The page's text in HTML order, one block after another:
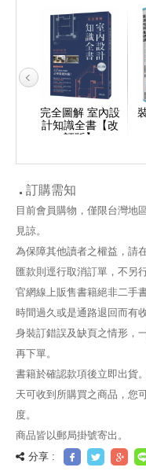
完全圖解 室內設
計知識全書【改
訂版】
訂購需知
目前會員購物，僅限台灣地
見諒。
為保障其他讀者之權益，請
匯款則逕行取消訂單，不另
官網線上販售書籍絕非二手
時間過久或是通路退回而有
身裝訂錯誤及缺頁之情形，
再下單。
書籍於確認款項後立即出貨
天可收到所購買之商品，您
度。
商品皆以郵局掛號寄出。
分享 :